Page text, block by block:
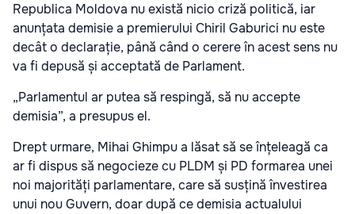
Republica Moldova nu există nicio criză politică, iar
anunțata demisie a premierului Chiril Gaburici nu este
decât o declarație, până când o cerere în acest sens nu
va fi depusă și acceptată de Parlament.
„Parlamentul ar putea să respingă, să nu accepte
demisia”, a presupus el.
Drept urmare, Mihai Ghimpu a lăsat să se înțeleagă ca
ar fi dispus să negocieze cu PLDM și PD formarea unei
noi majorități parlamentare, care să susțină învestirea
unui nou Guvern, doar după ce demisia actualului